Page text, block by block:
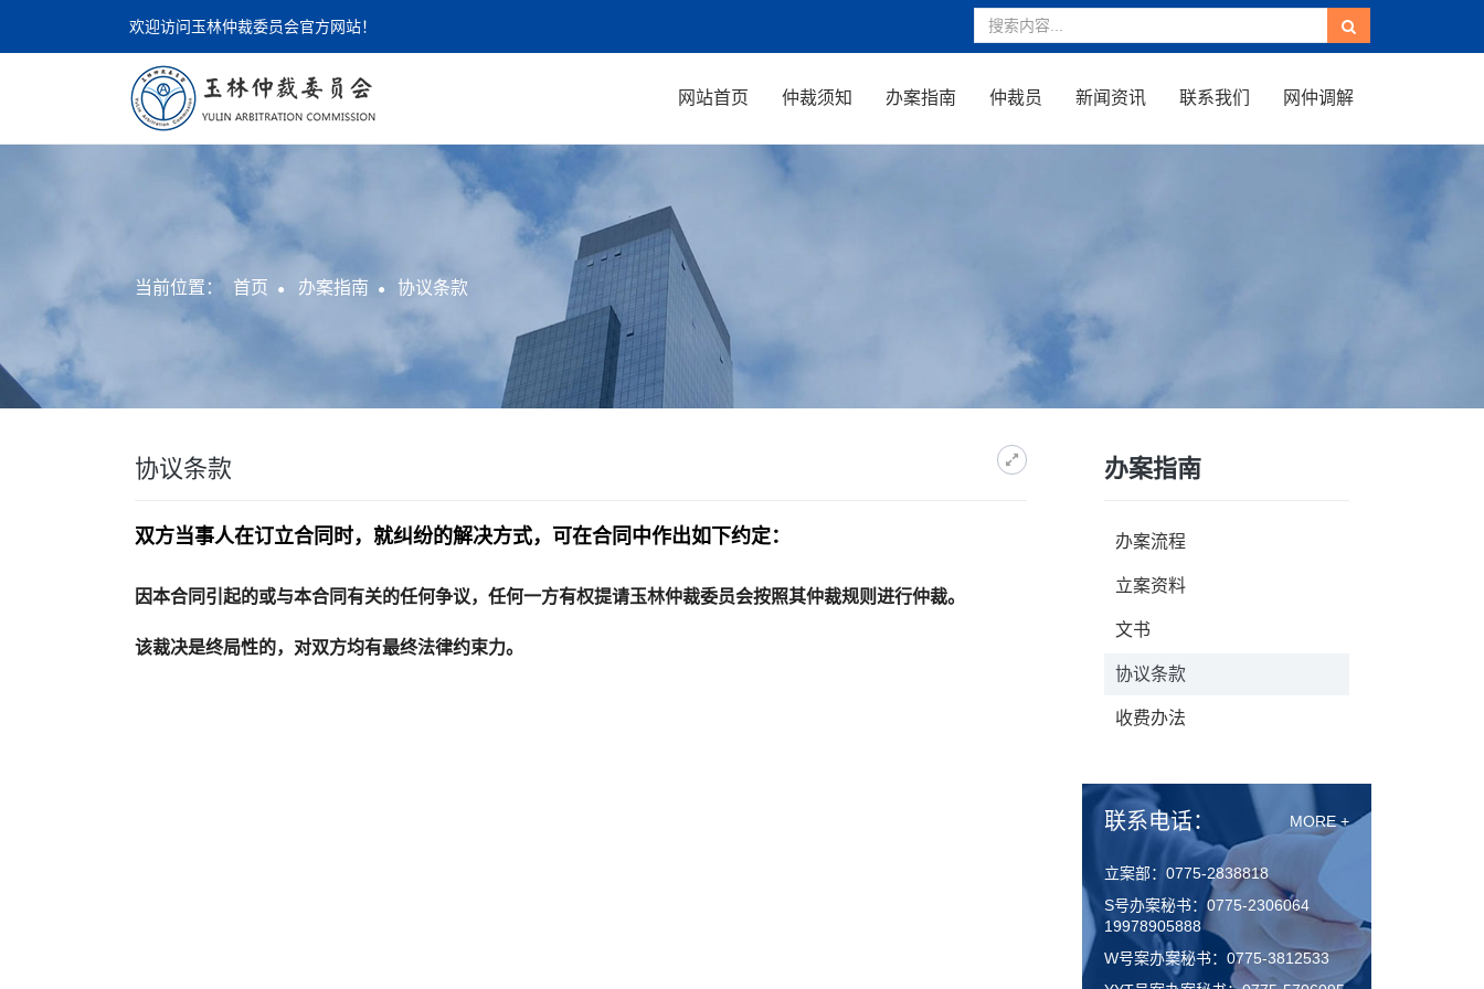
欢迎访问玉林仲裁委员会官方网站！
网站首页 仲裁须知 办案指南 仲裁员 新闻资讯 联系我们 网仲调解
当前位置： 首页 办案指南 协议条款
协议条款
双方当事人在订立合同时，就纠纷的解决方式， 可在合同中作出如下约定：
因本合同引起的或与本合同有关的任何争议，任何一方有权提请玉林仲裁委员会按照其仲裁规则进行仲裁。
该裁决是终局性的，对双方均有最终法律约束力。
办案指南
办案流程
立案资料
文书
协议条款
收费办法
联系电话： MORE +
立案部：0775-2838818
S号办案秘书：0775-2306064
19978905888
W号案办案秘书：0775-3812533